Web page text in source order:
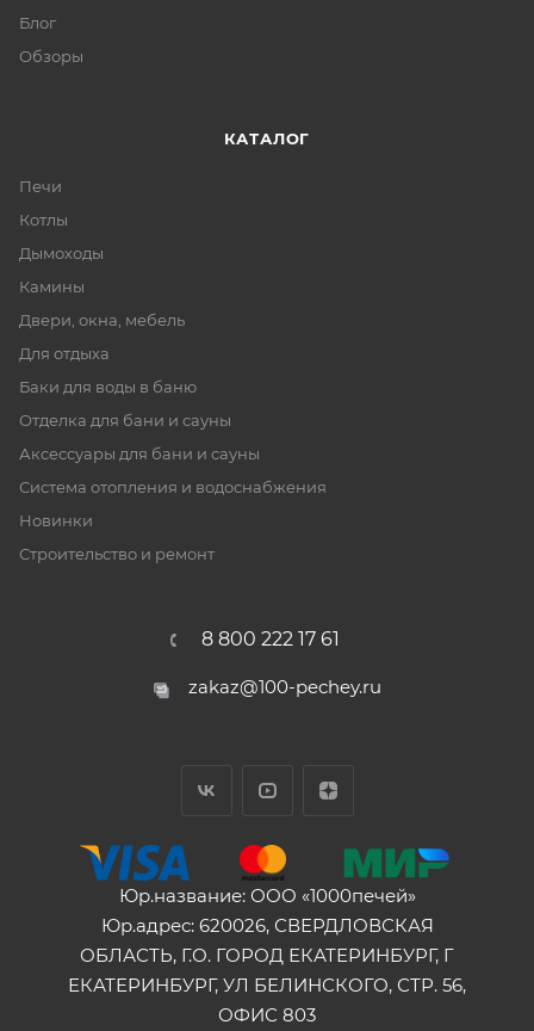
Блог
Обзоры
КАТАЛОГ
Печи
Котлы
Дымоходы
Камины
Двери, окна, мебель
Для отдыха
Баки для воды в баню
Отделка для бани и сауны
Аксессуары для бани и сауны
Система отопления и водоснабжения
Новинки
Строительство и ремонт
8 800 222 17 61
zakaz@100-pechey.ru
Юр.название: ООО «1000печей»
Юр.адрес: 620026, СВЕРДЛОВСКАЯ
ОБЛАСТЬ, Г.О. ГОРОД ЕКАТЕРИНБУРГ, Г
ЕКАТЕРИНБУРГ, УЛ БЕЛИНСКОГО, СТР. 56,
ОФИС 803